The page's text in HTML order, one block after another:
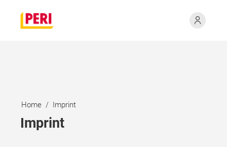
Home Imprint
Imprint